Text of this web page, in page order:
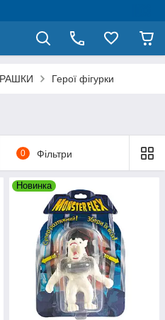
Герої фігурки
0 Фільтри
Новинка